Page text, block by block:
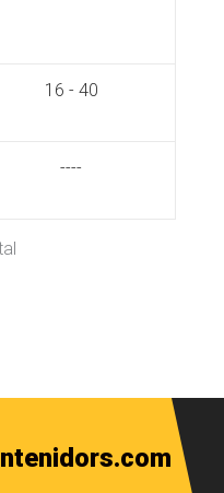
16 - 40
----